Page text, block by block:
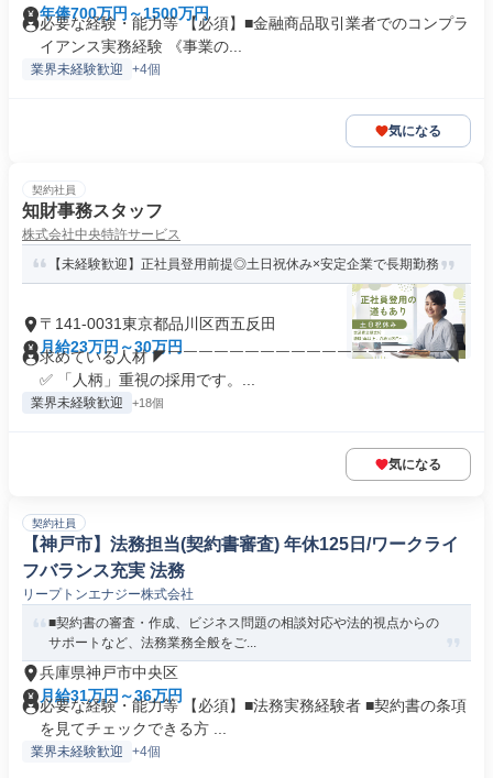
年俸700万円～1500万円
必要な経験・能力等 【必須】■金融商品取引業者でのコンプラ
イアンス実務経験 《事業の...
業界未経験歓迎 +4個
気になる
契約社員
知財事務スタッフ
株式会社中央特許サービス
【未経験歓迎】正社員登用前提◎土日祝休み×安定企業で長期勤務
〒141-0031東京都品川区西五反田
月給23万円～30万円
求めている人材 ◤￣￣￣￣￣￣￣￣￣￣￣￣￣￣￣￣￣￣◥
✅ 「人柄」重視の採用です。...
業界未経験歓迎 +18個
気になる
契約社員
【神戸市】法務担当(契約書審査) 年休125日/ワークライ
フバランス充実 法務
リープトンエナジー株式会社
■契約書の審査・作成、ビジネス問題の相談対応や法的視点からの
サポートなど、法務業務全般をご...
兵庫県神戸市中央区
月給31万円～36万円
必要な経験・能力等 【必須】■法務実務経験者 ■契約書の条項
を見てチェックできる方 ...
業界未経験歓迎 +4個